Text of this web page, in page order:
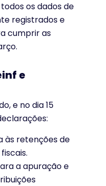
os dados de
registrados e
cumprir as
e
e no dia 15
às retenções de
a apuração e